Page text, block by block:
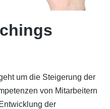
um die Steigerung der
von Mitarbeitern
der